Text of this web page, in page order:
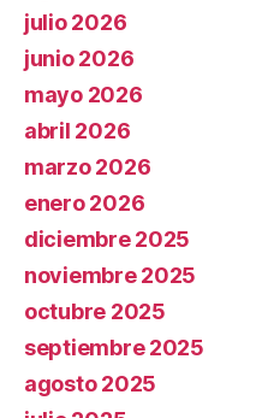
julio 2026
junio 2026
mayo 2026
abril 2026
marzo 2026
enero 2026
diciembre 2025
noviembre 2025
octubre 2025
septiembre 2025
agosto 2025